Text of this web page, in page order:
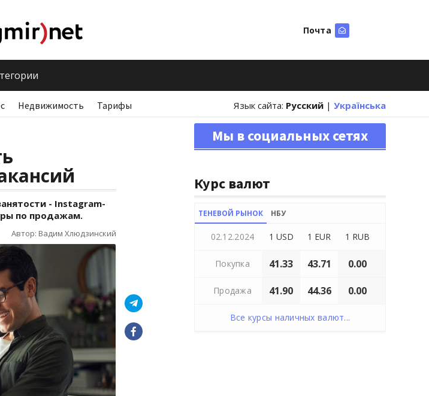
Почта
Недвижимость Тарифы Язык сайта: Русский | Українська
- Instagram-
по продажам.
Автор: Вадим Хлюдзинский
Мы в социальных сетях
Курс валют
ТЕНЕВОЙ РЫНОК НБУ
02.12.2024 1 USD 1 EUR 1 RUB
Покупка 41.33 43.71 0.00
Продажа 41.90 44.36 0.00
Все курсы наличных валют...